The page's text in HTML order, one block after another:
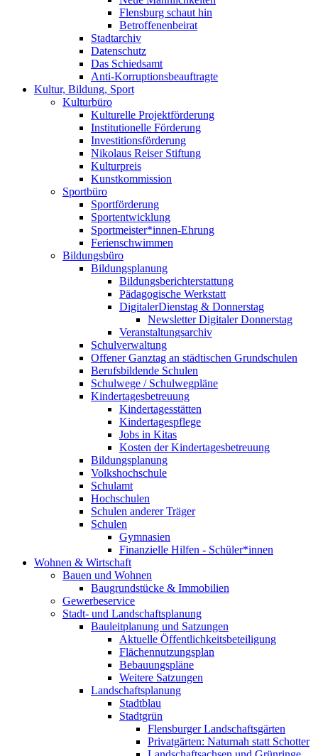
Flensburg schaut hin
Betroffenenbeirat
Stadtarchiv
Datenschutz
Das Schiedsamt
Anti-Korruptionsbeauftragte
Kultur, Bildung, Sport
Kulturbüro
Kulturelle Projektförderung
Institutionelle Förderung
Investitionsförderung
Nikolaus Reiser Stiftung
Kulturpreis
Kunstkommission
Sportbüro
Sportförderung
Sportentwicklung
Sportmeister*innen-Ehrung
Ferienschwimmen
Bildungsbüro
Bildungsplanung
Bildungsberichterstattung
Pädagogische Werkstatt
DigitalerDienstag & Donnerstag
Newsletter Digitaler Donnerstag
Veranstaltungsarchiv
Schulverwaltung
Offener Ganztag an städtischen Grundschulen
Berufsbildende Schulen
Schulwege / Schulwegpläne
Kindertagesbetreuung
Kindertagesstätten
Kindertagespflege
Jobs in Kitas
Kosten der Kindertagesbetreuung
Bildungsplanung
Volkshochschule
Schulamt
Hochschulen
Schulen anderer Träger
Schulen
Gymnasien
Finanzielle Hilfen - Schüler*innen
Wohnen & Wirtschaft
Bauen und Wohnen
Baugrundstücke & Immobilien
Gewerbeservice
Stadt- und Landschaftsplanung
Bauleitplanung und Satzungen
Aktuelle Öffentlichkeitsbeteiligung
Flächennutzungsplan
Bebauungspläne
Weitere Satzungen
Landschaftsplanung
Stadtblau
Stadtgrün
Flensburger Landschaftsgärten
Privatgärten: Naturnah statt Schotter